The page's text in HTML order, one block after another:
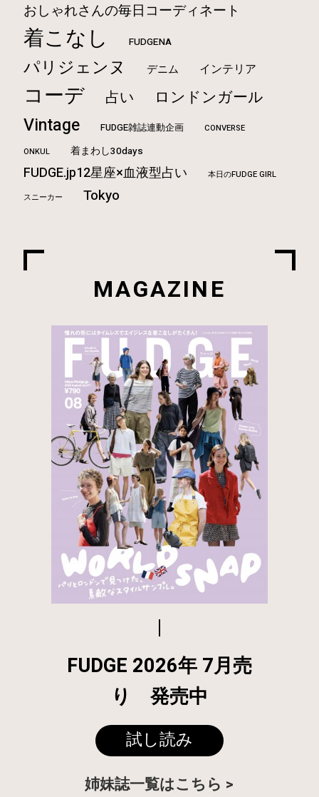
おしゃれさんの毎日コーディネート
着こなし FUDGENA
パリジェンヌ デニム インテリア
コーデ 占い ロンドンガール
Vintage FUDGE雑誌連動企画
CONVERSE
ONKUL
着まわし30days
FUDGE.jp12星座×血液型占い 本日のFUDGE GIRL
スニーカー Tokyo
MAGAZINE
FUDGE 2026年 7月売
り 発売中
試し読み
姉妹誌一覧はこちら